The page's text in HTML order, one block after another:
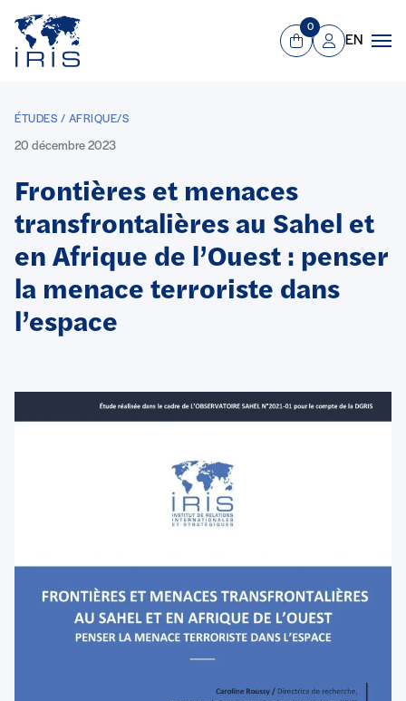
Aller au contenu principal
Panier
0
Mon compte
EN
ÉTUDES / AFRIQUE/S
20 décembre 2023
Frontières et menaces
transfrontalières au Sahel et
en Afrique de l’Ouest : penser
la menace terroriste dans
l’espace